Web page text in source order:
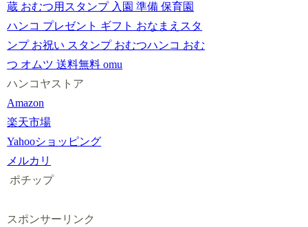
蔵 おむつ用スタンプ 入園 準備 保育園
ハンコ プレゼント ギフト おなまえスタ
ンプ お祝い スタンプ おむつハンコ おむ
つ オムツ 送料無料 omu
ハンコヤストア
Amazon
楽天市場
Yahooショッピング
メルカリ
ポチップ
スポンサーリンク